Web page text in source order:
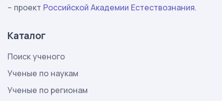
– проект Российской Академии Естествознания.
Каталог
Поиск ученого
Ученые по наукам
Ученые по регионам